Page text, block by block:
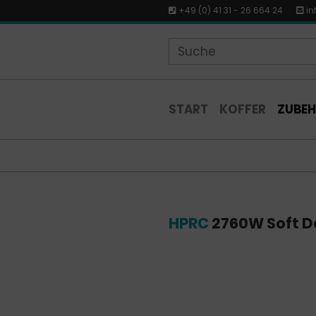
+49 (0) 41 31 - 26 664 24
START KOFFER
HPRC 2760W Soft